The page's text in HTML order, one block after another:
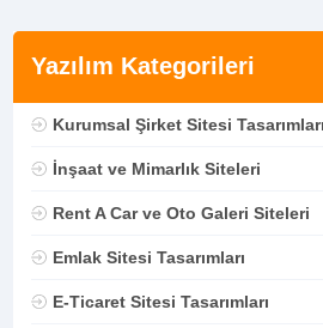
Yazılım Kategorileri
Kurumsal Şirket Sitesi Tasarımları
İnşaat ve Mimarlık Siteleri
Rent A Car ve Oto Galeri Siteleri
Emlak Sitesi Tasarımları
E-Ticaret Sitesi Tasarımları